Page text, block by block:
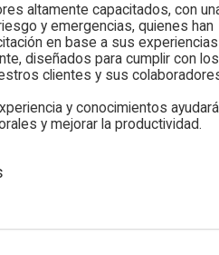
altamente capacitados, con
y emergencias, quienes han
en base a sus
diseñados para cumplir con los
clientes y sus
y conocimientos
y mejorar la productividad.
en
Tipos de
Práctica para
Correcto